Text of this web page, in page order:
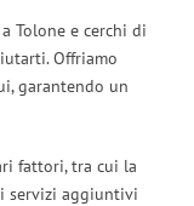
Tolone e cerchi di
Offriamo
garantendo un
fattori, tra cui la
servizi aggiuntivi